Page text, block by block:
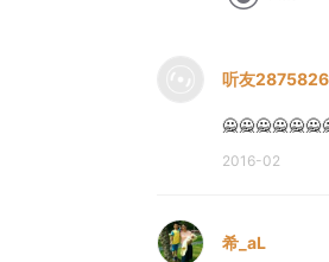
听友
2016-02
希_aL